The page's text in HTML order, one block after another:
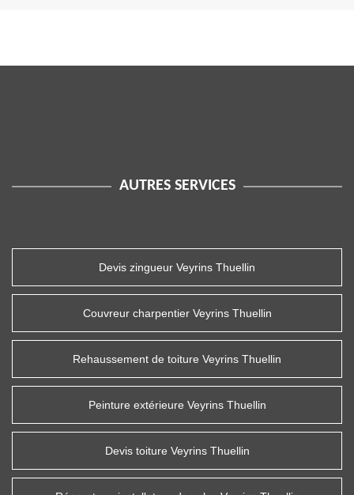
AUTRES SERVICES
Devis zingueur Veyrins Thuellin
Couvreur charpentier Veyrins Thuellin
Rehaussement de toiture Veyrins Thuellin
Peinture extérieure Veyrins Thuellin
Devis toiture Veyrins Thuellin